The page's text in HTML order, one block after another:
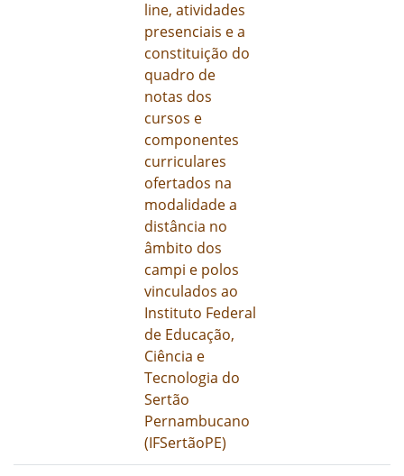
line, atividades
presenciais e a
constituição do
quadro de
notas dos
cursos e
componentes
curriculares
ofertados na
modalidade a
distância no
âmbito dos
campi e polos
vinculados ao
Instituto Federal
de Educação,
Ciência e
Tecnologia do
Sertão
Pernambucano
(IFSertãoPE)